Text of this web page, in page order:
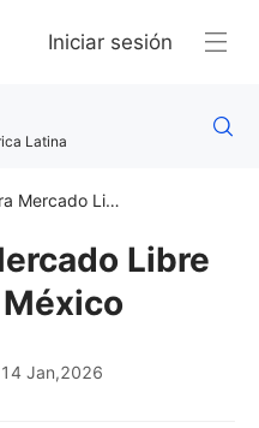
Iniciar sesión
Latina
Cuánto cobra Mercado Libre de comisión en México
Libre
14 Jan,2026